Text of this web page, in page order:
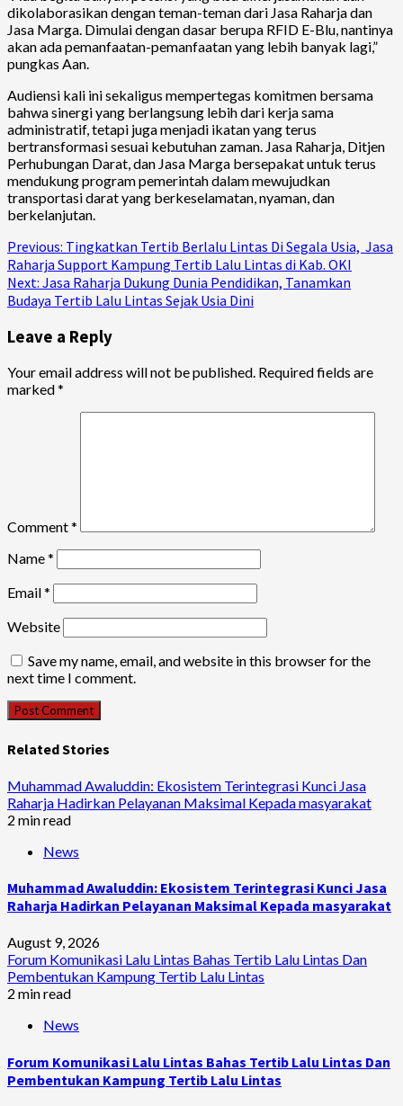
dikolaborasikan dengan teman-teman dari Jasa Raharja dan
Jasa Marga. Dimulai dengan dasar berupa RFID E-Blu, nantinya
akan ada pemanfaatan-pemanfaatan yang lebih banyak lagi,”
pungkas Aan.
Audiensi kali ini sekaligus mempertegas komitmen bersama
bahwa sinergi yang berlangsung lebih dari kerja sama
administratif, tetapi juga menjadi ikatan yang terus
bertransformasi sesuai kebutuhan zaman. Jasa Raharja, Ditjen
Perhubungan Darat, dan Jasa Marga bersepakat untuk terus
mendukung program pemerintah dalam mewujudkan
transportasi darat yang berkeselamatan, nyaman, dan
berkelanjutan.
Continue
Reading
Previous: Tingkatkan Tertib Berlalu Lintas Di Segala Usia, Jasa
Raharja Support Kampung Tertib Lalu Lintas di Kab. OKI
Next: Jasa Raharja Dukung Dunia Pendidikan, Tanamkan
Budaya Tertib Lalu Lintas Sejak Usia Dini
Leave a Reply
Your email address will not be published. Required fields are
marked*
Comment*
Name*
Email*
Website
Save my name, email, and website in this browser for the
next time I comment.
Related Stories
Muhammad Awaluddin: Ekosistem Terintegrasi Kunci Jasa
Raharja Hadirkan Pelayanan Maksimal Kepada masyarakat
2 min read
News
Muhammad Awaluddin: Ekosistem Terintegrasi Kunci Jasa
Raharja Hadirkan Pelayanan Maksimal Kepada masyarakat
August 9, 2026
Forum Komunikasi Lalu Lintas Bahas Tertib Lalu Lintas Dan
Pembentukan Kampung Tertib Lalu Lintas
2 min read
News
Forum Komunikasi Lalu Lintas Bahas Tertib Lalu Lintas Dan
Pembentukan Kampung Tertib Lalu Lintas